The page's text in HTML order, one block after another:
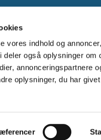
vores indhold og
også oplysninger
annonceringspartnere
oplysninger, du har
Log på